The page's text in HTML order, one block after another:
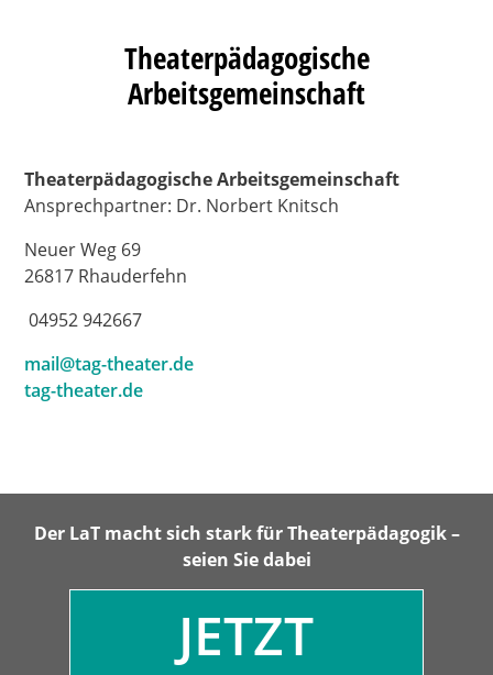
Theaterpädagogische
Arbeitsgemeinschaft
Theaterpädagogische Arbeitsgemeinschaft
Ansprechpartner: Dr. Norbert Knitsch
Neuer Weg 69
26817 Rhauderfehn
04952 942667
mail@tag-theater.de
tag-theater.de
Der LaT macht sich stark für Theaterpädagogik –
seien Sie dabei
JETZT